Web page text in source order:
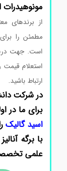
مونوهیدرات
از برندهای
مطمئن را برای
استعلام قیمت
ارتباط باشید.
در شرکت
برای ما در
اسید گالیک
علمی تخصصی